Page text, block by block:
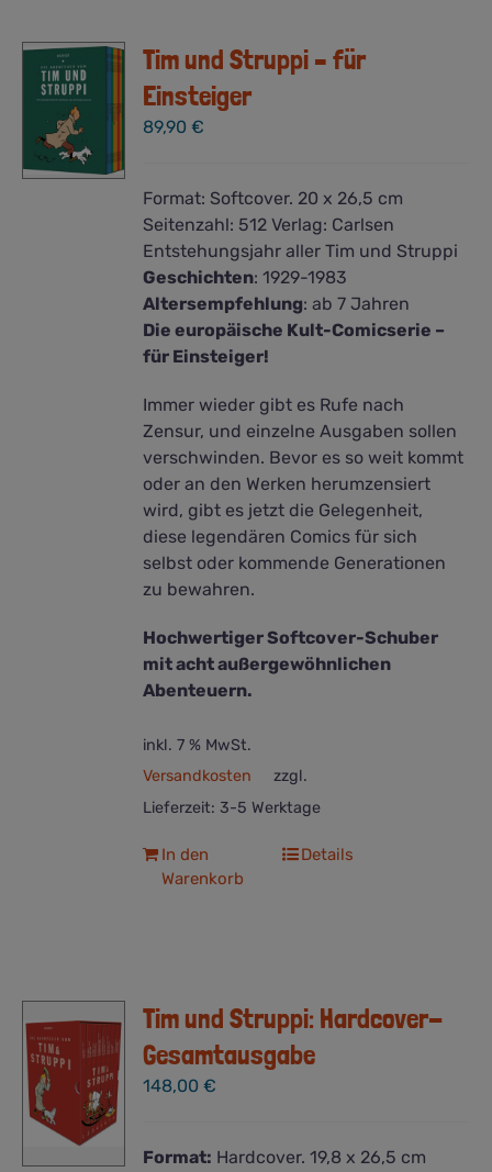
Tim und Struppi – für
Einsteiger
89,90€
Format: Softcover. 20 x 26,5 cm
Seitenzahl: 512Verlag: Carlsen
Entstehungsjahr aller Tim und Struppi
Geschichten: 1929-1983
Altersempfehlung: ab 7 Jahren
Die europäische Kult-Comicserie –
für Einsteiger!
Immer wieder gibt es Rufe nach
Zensur, und einzelne Ausgaben sollen
verschwinden. Bevor es so weit kommt
oder an den Werken herumzensiert
wird, gibt es jetzt die Gelegenheit,
diese legendären Comics für sich
selbst oder kommende Generationen
zu bewahren.
Hochwertiger Softcover-Schuber
mit acht außergewöhnlichen
Abenteuern.
inkl. 7 % MwSt.
zzgl.
Versandkosten
Lieferzeit: 3-5 Werktage
In den
Warenkorb
Details
Tim und Struppi: Hardcover-
Gesamtausgabe
148,00€
Format: Hardcover. 19,8 x 26,5 cm